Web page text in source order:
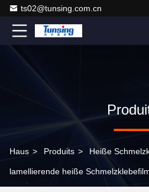
ts02@tunsing.com.cn
Haus > Produits > Heiße
lamellierende heiße